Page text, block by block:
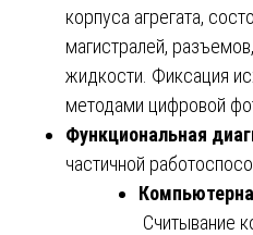
корпуса агрегата,
магистралей,
жидкости. Фиксация
методами цифровой
Функциональная
частичной
Считывание